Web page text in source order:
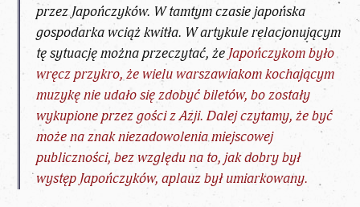
przez Japończyków. W tamtym czasie japońska
gospodarka wciąż kwitła. W artykule relacjonującym
tę sytuację można przeczytać, że Japończykom było
wręcz przykro, że wielu warszawiakom kochającym
muzykę nie udało się zdobyć biletów, bo zostały
wykupione przez gości z Azji. Dalej czytamy, że być
może na znak niezadowolenia miejscowej
publiczności, bez względu na to, jak dobry był
występ Japończyków, aplauz był umiarkowany.